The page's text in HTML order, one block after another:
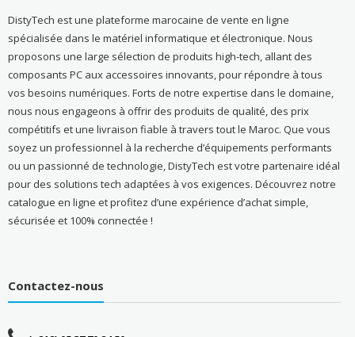
DistyTech est une plateforme marocaine de vente en ligne
spécialisée dans le matériel informatique et électronique. Nous
proposons une large sélection de produits high-tech, allant des
composants PC aux accessoires innovants, pour répondre à tous
vos besoins numériques. Forts de notre expertise dans le domaine,
nous nous engageons à offrir des produits de qualité, des prix
compétitifs et une livraison fiable à travers tout le Maroc. Que vous
soyez un professionnel à la recherche d’équipements performants
ou un passionné de technologie, DistyTech est votre partenaire idéal
pour des solutions tech adaptées à vos exigences. Découvrez notre
catalogue en ligne et profitez d’une expérience d’achat simple,
sécurisée et 100% connectée !
Contactez-nous